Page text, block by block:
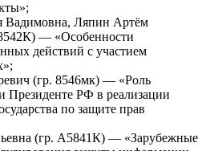
Ляпин Артём
— «Особенности
действий с участием
(гр. 8546мк) — «Роль
Президенте РФ в реализации
по защите прав
(гр. A5841К) — «Зарубежные